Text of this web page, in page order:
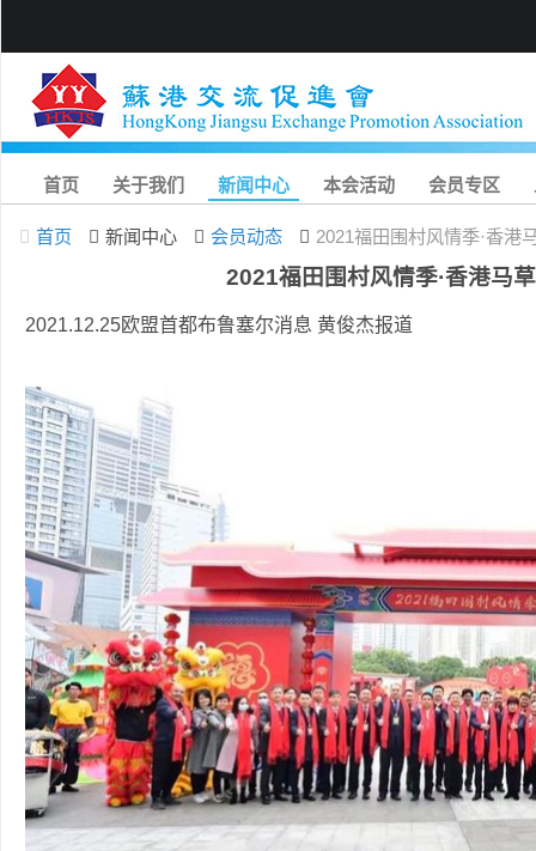
首页 关于我们 新闻中心 本会活动 会员专区
首页 新闻中心 会员动态 2021福田围村风情季·香港
2021福田围村风情季·香港马
2021.12.25欧盟首都布鲁塞尔消息 黄俊杰报道